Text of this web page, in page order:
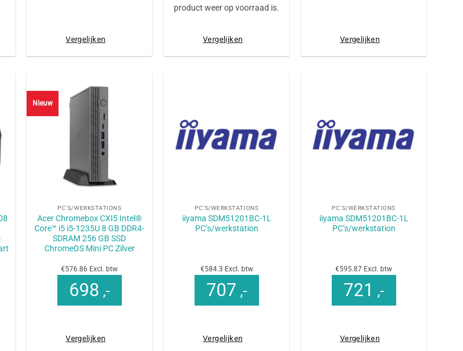
Vergelijken
product weer op voorraad is.
Vergelijken Vergelijken
Nieuw
PC'S/WERKSTATIONS
Acer Chromebox CXI5 Intel®
Core™ i5 i5-1235U 8 GB DDR4-
SDRAM 256 GB SSD
ChromeOS Mini PC Zilver
€576.86 Excl. btw
698 ,-
Vergelijken
PC'S/WERKSTATIONS
iiyama SDM51201BC-1L
PC’s/werkstation
€584.3 Excl. btw
707 ,-
Vergelijken
PC'S/WERKSTATIONS
iiyama SDM51201BC-1L
PC’s/werkstation
€595.87 Excl. btw
721 ,-
Vergelijken